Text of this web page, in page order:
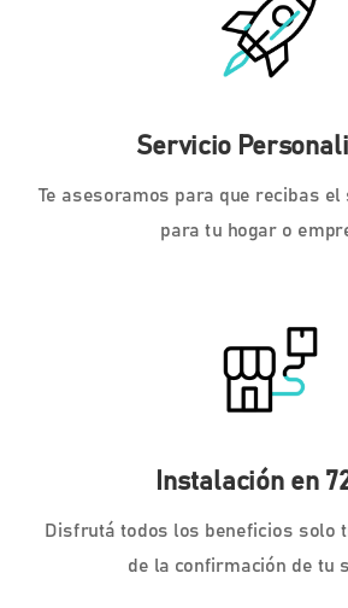
Servicio
Te asesoramos para que recibas el
para tu hogar o
Instalación en
Disfrutá todos los beneficios solo
de la confirmación de tu